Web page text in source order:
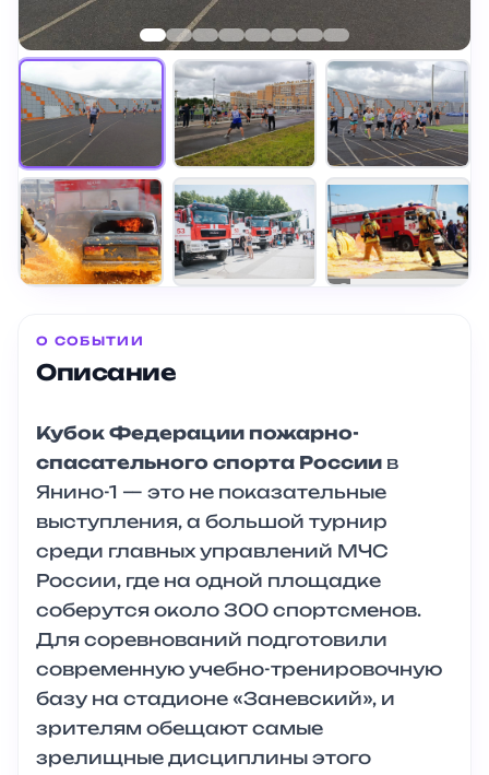
+2
О СОБЫТИИ
Описание
Кубок Федерации пожарно-
спасательного спорта России в
Янино-1 — это не показательные
выступления, а большой турнир
среди главных управлений МЧС
России, где на одной площадке
соберутся около 300 спортсменов.
Для соревнований подготовили
современную учебно-тренировочную
базу на стадионе «Заневский», и
зрителям обещают самые
зрелищные дисциплины этого